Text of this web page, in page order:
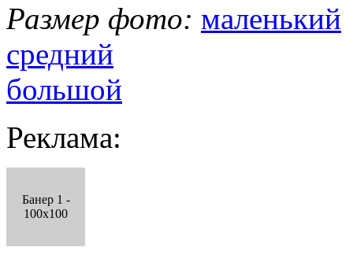
Размер фото: маленький
средний
большой
Реклама:
Банер 1 -
100x100